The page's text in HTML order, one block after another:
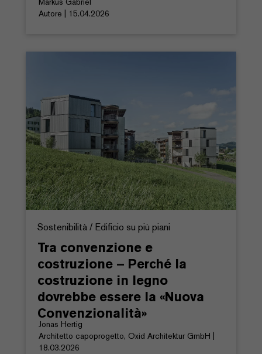
Autore | 15.04.2026
Sostenibilità / Edificio su più piani
Tra convenzione e
costruzione – Perché la
costruzione in legno
dovrebbe essere la «Nuova
Convenzionalità»
Jonas Hertig
Architetto capoprogetto, Oxid Architektur GmbH |
18.03.2026